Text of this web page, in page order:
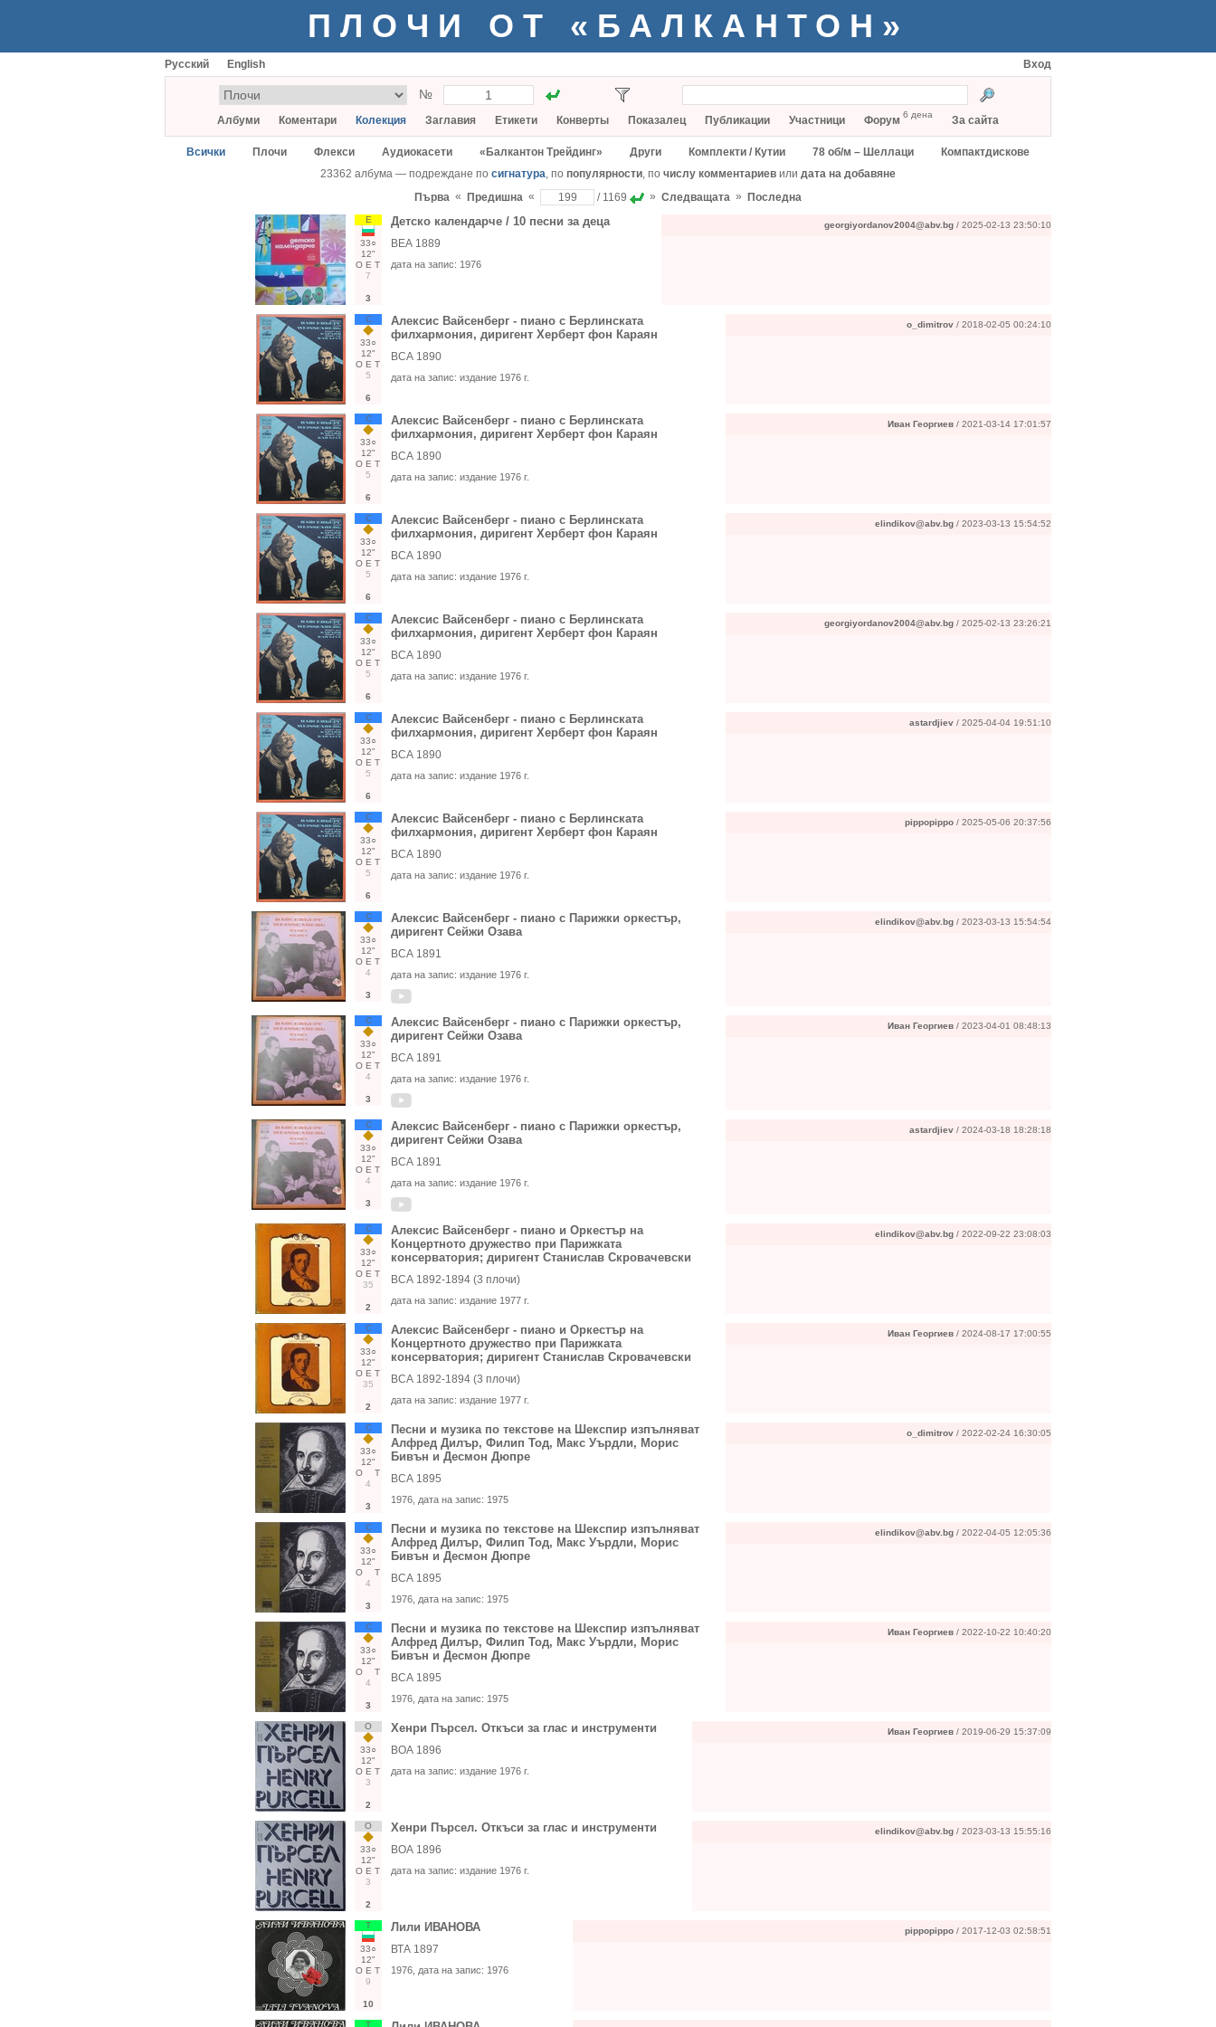
ПЛОЧИ ОТ «БАЛКАНТОН»
Русский English Вход
№
Албуми Коментари Колекция Заглавия Етикети Конверты Показалец Публикации Участници Форум 6 дена За сайта
Всички Плочи Флекси Аудиокасети «Балкантон Трейдинг» Други Комплекти / Кутии 78 об/м – Шеллаци
Компактдискове
23362 албума — подреждане по сигнатура, по популярности, по числу комментариев или дата на добавяне
Първа « Предишна « / 1169 » Следващата » Последна
Е
33○
12"
О Е Т
7
3
Детско календарче / 10 песни за деца
ВЕА 1889
дата на запис: 1976
georgiyordanov2004@abv.bg / 2025-02-13 23:50:10
С
33○
12"
О Е Т
5
6
Алексис Вайсенберг - пиано с Берлинската
филхармония, диригент Херберт фон Караян
ВСА 1890
дата на запис: издание 1976 г.
o_dimitrov / 2018-02-05 00:24:10
С
33○
12"
О Е Т
5
6
Алексис Вайсенберг - пиано с Берлинската
филхармония, диригент Херберт фон Караян
ВСА 1890
дата на запис: издание 1976 г.
Иван Георгиев / 2021-03-14 17:01:57
С
33○
12"
О Е Т
5
6
Алексис Вайсенберг - пиано с Берлинската
филхармония, диригент Херберт фон Караян
ВСА 1890
дата на запис: издание 1976 г.
elindikov@abv.bg / 2023-03-13 15:54:52
С
33○
12"
О Е Т
5
6
Алексис Вайсенберг - пиано с Берлинската
филхармония, диригент Херберт фон Караян
ВСА 1890
дата на запис: издание 1976 г.
georgiyordanov2004@abv.bg / 2025-02-13 23:26:21
С
33○
12"
О Е Т
5
6
Алексис Вайсенберг - пиано с Берлинската
филхармония, диригент Херберт фон Караян
ВСА 1890
дата на запис: издание 1976 г.
astardjiev / 2025-04-04 19:51:10
С
33○
12"
О Е Т
5
6
Алексис Вайсенберг - пиано с Берлинската
филхармония, диригент Херберт фон Караян
ВСА 1890
дата на запис: издание 1976 г.
pippopippo / 2025-05-06 20:37:56
С
33○
12"
О Е Т
4
3
Алексис Вайсенберг - пиано с Парижки оркестър,
диригент Сейжи Озава
ВСА 1891
дата на запис: издание 1976 г.
elindikov@abv.bg / 2023-03-13 15:54:54
С
33○
12"
О Е Т
4
3
Алексис Вайсенберг - пиано с Парижки оркестър,
диригент Сейжи Озава
ВСА 1891
дата на запис: издание 1976 г.
Иван Георгиев / 2023-04-01 08:48:13
С
33○
12"
О Е Т
4
3
Алексис Вайсенберг - пиано с Парижки оркестър,
диригент Сейжи Озава
ВСА 1891
дата на запис: издание 1976 г.
astardjiev / 2024-03-18 18:28:18
С
33○
12"
О Е Т
35
2
Алексис Вайсенберг - пиано и Оркестър на
Концертното дружество при Парижката
консерватория; диригент Станислав Скровачевски
ВСА 1892-1894 (3 плочи)
дата на запис: издание 1977 г.
elindikov@abv.bg / 2022-09-22 23:08:03
С
33○
12"
О Е Т
35
2
Алексис Вайсенберг - пиано и Оркестър на
Концертното дружество при Парижката
консерватория; диригент Станислав Скровачевски
ВСА 1892-1894 (3 плочи)
дата на запис: издание 1977 г.
Иван Георгиев / 2024-08-17 17:00:55
С
33○
12"
О
Т
4
3
Песни и музика по текстове на Шекспир изпълняват
Алфред Дилър, Филип Тод, Макс Уърдли, Морис
Бивън и Десмон Дюпре
ВСА 1895
1976 , дата на запис: 1975
o_dimitrov / 2022-02-24 16:30:05
С
33○
12"
О
Т
4
3
Песни и музика по текстове на Шекспир изпълняват
Алфред Дилър, Филип Тод, Макс Уърдли, Морис
Бивън и Десмон Дюпре
ВСА 1895
1976 , дата на запис: 1975
elindikov@abv.bg / 2022-04-05 12:05:36
С
33○
12"
О
Т
4
3
Песни и музика по текстове на Шекспир изпълняват
Алфред Дилър, Филип Тод, Макс Уърдли, Морис
Бивън и Десмон Дюпре
ВСА 1895
1976 , дата на запис: 1975
Иван Георгиев / 2022-10-22 10:40:20
О
33○
12"
О Е Т
3
2
Хенри Пърсел. Откъси за глас и инструменти
ВОА 1896
дата на запис: издание 1976 г.
Иван Георгиев / 2019-06-29 15:37:09
О
33○
12"
О Е Т
3
2
Хенри Пърсел. Откъси за глас и инструменти
ВОА 1896
дата на запис: издание 1976 г.
elindikov@abv.bg / 2023-03-13 15:55:16
Т
33○
12"
О Е Т
9
10
Лили ИВАНОВА
ВТА 1897
1976 , дата на запис: 1976
pippopippo / 2017-12-03 02:58:51
Т